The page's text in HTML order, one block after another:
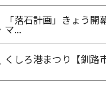
「落石計画」きょう
マ...
くしろ港まつり【釧路